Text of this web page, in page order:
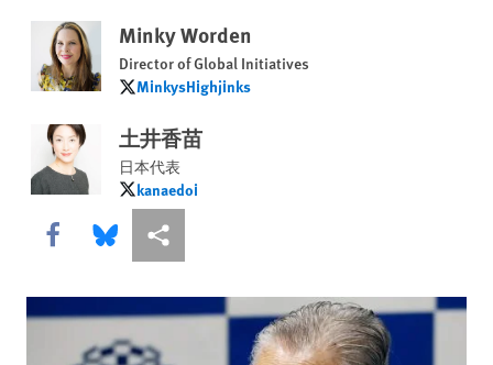
Minky Worden
Director of Global Initiatives
MinkysHighjinks
MinkysHighjinks
土井香苗
日本代表
kanaedoi
kanaedoi
Share this via Facebook
Share this via Bluesky
More sharing options